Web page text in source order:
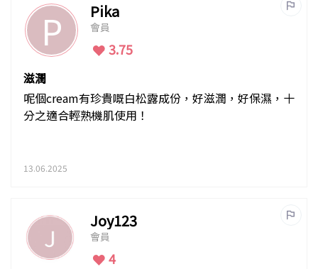
P Pika
會員
3.75
滋潤
呢個cream有珍貴嘅白松露成份，好滋潤，好保濕，十
分之適合輕熟機肌使用！
13.06.2025
Joy123
會員
4